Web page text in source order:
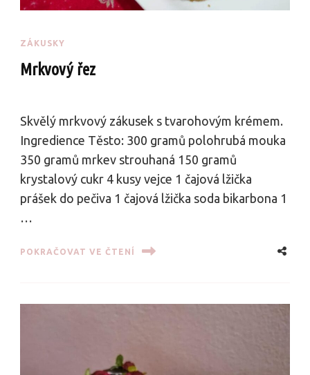
ZÁKUSKY
Mrkvový řez
Skvělý mrkvový zákusek s tvarohovým krémem.
Ingredience Těsto: 300 gramů polohrubá mouka
350 gramů mrkev strouhaná 150 gramů
krystalový cukr 4 kusy vejce 1 čajová lžička
prášek do pečiva 1 čajová lžička soda bikarbona 1
…
POKRAČOVAT VE ČTENÍ